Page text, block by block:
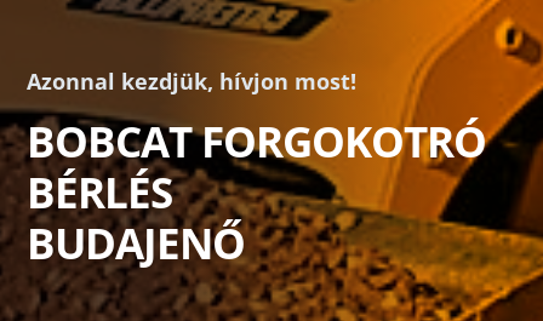
Azonnal kezdjük, hívjon most!
BOBCAT FORGOKOTRÓ
BÉRLÉS
BUDAJENŐ